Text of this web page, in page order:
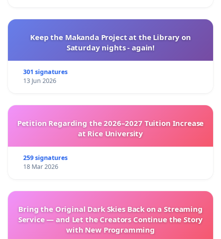
Keep the Makanda Project at the Library on
Saturday nights - again!
301 signatures
13 Jun 2026
Petition Regarding the 2026–2027 Tuition Increase
at Rice University
259 signatures
18 Mar 2026
Bring the Original Dark Skies Back on a Streaming
Service — and Let the Creators Continue the Story
with New Programming